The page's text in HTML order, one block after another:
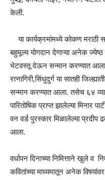
केली.
या कार्यक्रमांमध्ये कोकण मराठी
बहुमूल्य योगदान देणाऱ्या अनेक
भेटवस्तू देऊन सन्मान करण्यात
रत्नागिरी,सिंधुदुर्ग या सातही
सन्मान करण्यात आला. तसेच ६४
पारितोषिक प्राप्त झालेल्या मिनार
वन वर्ड पुरस्कार मिळालेल्या प्रदीप
आला.
वर्धापन दिनाच्या निमित्ताने खुले व
कवितांच्या माध्यमातून अनेक